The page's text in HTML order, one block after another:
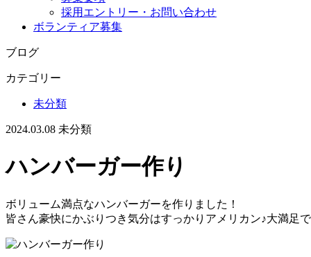
採用エントリー・お問い合わせ
ボランティア募集
ブログ
カテゴリー
未分類
2024.03.08 未分類
ハンバーガー作り
ボリューム満点なハンバーガーを作りました！
皆さん豪快にかぶりつき気分はすっかりアメリカン♪大満足